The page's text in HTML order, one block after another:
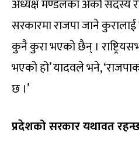
अध्यक्ष मण्डलका अर्का सदस्य
सरकारमा राजपा जाने
कुनै कुरा भएको छैन् ।
भएको हो’ यादवले भने,
छ ।’
प्रदेशको सरकार यथावत